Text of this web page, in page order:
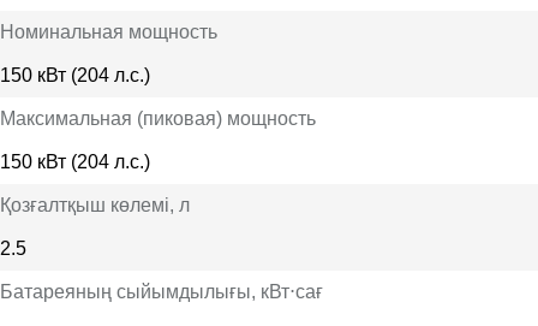
Номинальная мощность
150 кВт (204 л.с.)
Максимальная (пиковая) мощность
150 кВт (204 л.с.)
Қозғалтқыш көлемі, л
2.5
Батареяның сыйымдылығы, кВт⋅сағ